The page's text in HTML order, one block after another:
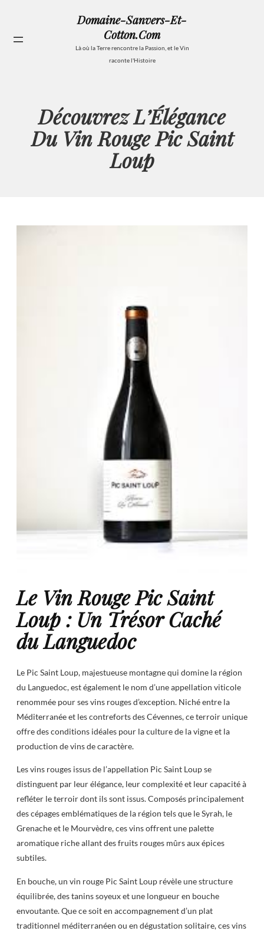
contenu
Domaine-Sanvers-Et-
Cotton.com
Là où la Terre rencontre la Passion, et le Vin
raconte l'Histoire
Découvrez L’Élégance
Du Vin Rouge Pic Saint
Loup
Le Vin Rouge Pic Saint
Loup : Un Trésor Caché
du Languedoc
Le Pic Saint Loup, majestueuse montagne qui domine la région
du Languedoc, est également le nom d’une appellation viticole
renommée pour ses vins rouges d’exception. Niché entre la
Méditerranée et les contreforts des Cévennes, ce terroir unique
offre des conditions idéales pour la culture de la vigne et la
production de vins de caractère.
Les vins rouges issus de l’appellation Pic Saint Loup se
distinguent par leur élégance, leur complexité et leur capacité à
refléter le terroir dont ils sont issus. Composés principalement
des cépages emblématiques de la région tels que le Syrah, le
Grenache et le Mourvèdre, ces vins offrent une palette
aromatique riche allant des fruits rouges mûrs aux épices
subtiles.
En bouche, un vin rouge Pic Saint Loup révèle une structure
équilibrée, des tanins soyeux et une longueur en bouche
envoutante. Que ce soit en accompagnement d’un plat
traditionnel méditerranéen ou en dégustation solitaire, ces vins